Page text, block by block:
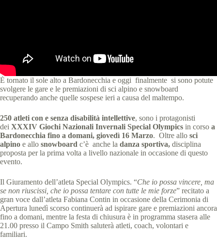
È tornato il sole alto a Bardonecchia e oggi finalmente si sono potute
svolgere le gare e le premiazioni di sci alpino e snowboard
recuperando anche quelle sospese ieri a causa del maltempo.
250 atleti con e senza disabilità intellettive, sono i protagonisti
dei XXXIV Giochi Nazionali Invernali Special Olympics in corso a
Bardonecchia fino a domani, giovedì 16 Marzo. Oltre allo sci
alpino e allo snowboard c’è anche la danza sportiva, disciplina
proposta per la prima volta a livello nazionale in occasione di questo
evento.
Il Giuramento dell’atleta Special Olympics. “Che io possa vincere, ma
se non riuscissi, che io possa tentare con tutte le mie forze” recitato a
gran voce dall’atleta Fabiana Contin in occasione della Cerimonia di
Apertura lunedì scorso continuerà ad ispirare gare e premiazioni ancora
fino a domani, mentre la festa di chiusura è in programma stasera alle
21.00 presso il Campo Smith saluterà atleti, coach, volontari e
familiari.